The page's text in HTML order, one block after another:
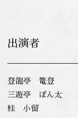
出演者
登龍亭 篭登
三遊亭 ぽん太
桂 小留